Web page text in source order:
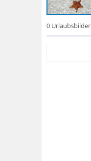
0 Urlaubsbilder